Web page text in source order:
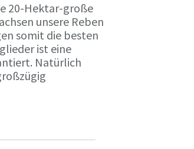
20-Hektar-große
unsere Reben
somit die besten
ist eine
Natürlich